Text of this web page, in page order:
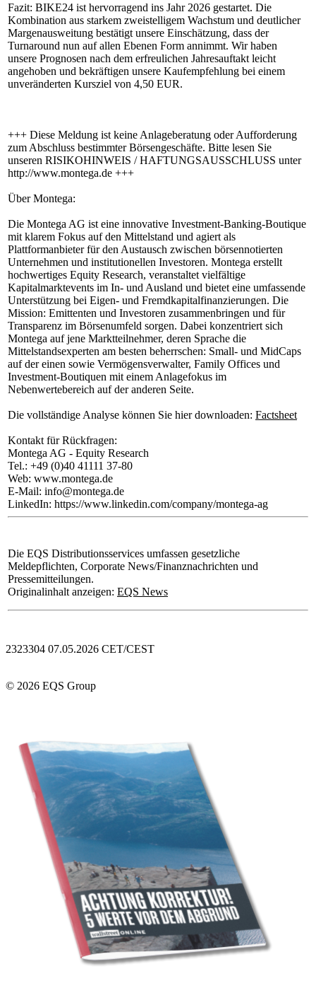
Fazit: BIKE24 ist hervorragend ins Jahr 2026 gestartet. Die
Kombination aus starkem zweistelligem Wachstum und deutlicher
Margenausweitung bestätigt unsere Einschätzung, dass der
Turnaround nun auf allen Ebenen Form annimmt. Wir haben
unsere Prognosen nach dem erfreulichen Jahresauftakt leicht
angehoben und bekräftigen unsere Kaufempfehlung bei einem
unveränderten Kursziel von 4,50 EUR.
+++ Diese Meldung ist keine Anlageberatung oder Aufforderung
zum Abschluss bestimmter Börsengeschäfte. Bitte lesen Sie
unseren RISIKOHINWEIS / HAFTUNGSAUSSCHLUSS unter
http://www.montega.de +++
Über Montega:
Die Montega AG ist eine innovative Investment-Banking-Boutique
mit klarem Fokus auf den Mittelstand und agiert als
Plattformanbieter für den Austausch zwischen börsennotierten
Unternehmen und institutionellen Investoren. Montega erstellt
hochwertiges Equity Research, veranstaltet vielfältige
Kapitalmarktevents im In- und Ausland und bietet eine umfassende
Unterstützung bei Eigen- und Fremdkapitalfinanzierungen. Die
Mission: Emittenten und Investoren zusammenbringen und für
Transparenz im Börsenumfeld sorgen. Dabei konzentriert sich
Montega auf jene Marktteilnehmer, deren Sprache die
Mittelstandsexperten am besten beherrschen: Small- und MidCaps
auf der einen sowie Vermögensverwalter, Family Offices und
Investment-Boutiquen mit einem Anlagefokus im
Nebenwertebereich auf der anderen Seite.
Die vollständige Analyse können Sie hier downloaden: Factsheet
Kontakt für Rückfragen:
Montega AG - Equity Research
Tel.: +49 (0)40 41111 37-80
Web: www.montega.de
E-Mail: info@montega.de
LinkedIn: https://www.linkedin.com/company/montega-ag
Die EQS Distributionsservices umfassen gesetzliche
Meldepflichten, Corporate News/Finanznachrichten und
Pressemitteilungen.
Originalinhalt anzeigen: EQS News
2323304 07.05.2026 CET/CEST
© 2026 EQS Group